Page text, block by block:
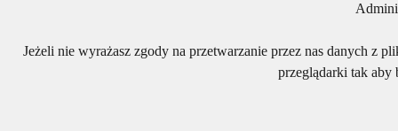
Jeżeli nie wyrażasz zgody na przetwarzanie przez nas danych z
przeglądarki tak aby